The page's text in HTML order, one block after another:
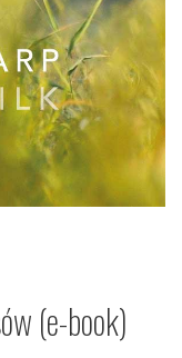
(e-book)